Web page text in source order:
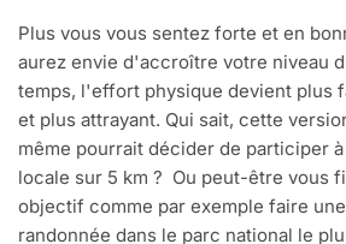
Plus vous vous sentez forte et en
aurez envie d'accroître votre niveau
temps, l'effort physique devient plus
et plus attrayant. Qui sait, cette
même pourrait décider de participer
locale sur 5 km ? Ou peut-être vous
objectif comme par exemple faire
randonnée dans le parc national le